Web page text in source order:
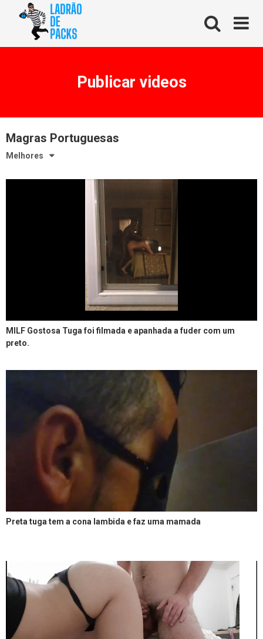
Publicar videos
Magras Portuguesas
Melhores
MILF Gostosa Tuga foi filmada e apanhada a fuder com um
preto.
Preta tuga tem a cona lambida e faz uma mamada